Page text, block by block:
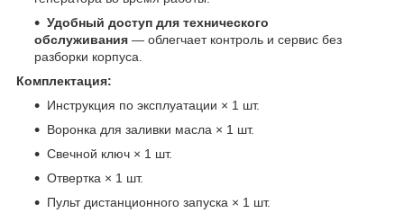
Удобный доступ для технического
обслуживания — облегчает контроль и сервис без
разборки корпуса.
Комплектация:
Инструкция по эксплуатации × 1 шт.
Воронка для заливки масла × 1 шт.
Свечной ключ × 1 шт.
Отвертка × 1 шт.
Пульт дистанционного запуска × 1 шт.